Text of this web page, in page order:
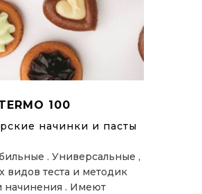
100
начинки и пасты
. Универсальные ,
видов теста и методик
начинения . Имеют